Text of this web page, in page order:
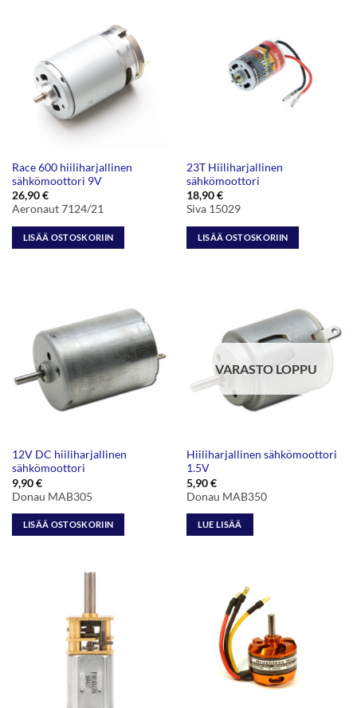
Race 600 hiiliharjallinen
sähkömoottori 9V
26,90€
Aeronaut 7124/21
LISÄÄ OSTOSKORIIN
23T Hiiliharjallinen
sähkömoottori
18,90€
Siva 15029
LISÄÄ OSTOSKORIIN
12V DC hiiliharjallinen
sähkömoottori
9,90€
Donau MAB305
LISÄÄ OSTOSKORIIN
VARASTO LOPPU
Hiiliharjallinen sähkömoottori
1.5V
5,90€
Donau MAB350
LUE LISÄÄ